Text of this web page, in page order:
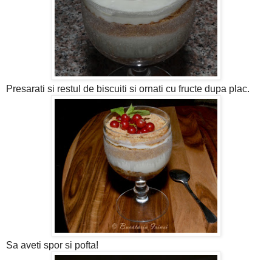
Presarati si restul de biscuiti si ornati cu fructe dupa plac.
Sa aveti spor si pofta!